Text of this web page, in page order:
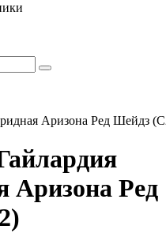
Аризона Ред Шейдз
Аризона Ред